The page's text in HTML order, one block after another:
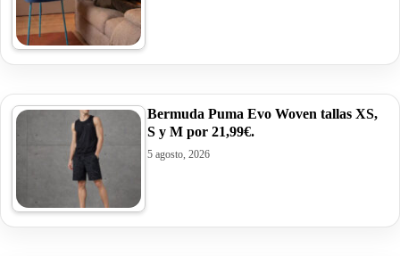
Bermuda Puma Evo Woven tallas XS,
S y M por 21,99€.
5 agosto, 2026